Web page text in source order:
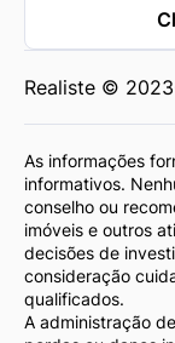
Realiste ©
As informações
informativos.
conselho ou
imóveis e outros
decisões de
consideração
qualificados.
A administração